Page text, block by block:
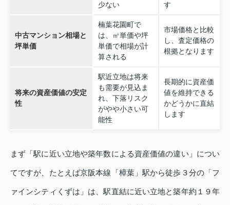
少ない
す
中古マンション相場と
坪単価
楠葉花園町で
は、㎡単価や坪
単価で相場が計
算される
市場価格と比較
し、査定価格の
根拠となります
将来の資産価値の安定
性
駅近立地は将来
も需要が見込ま
れ、下落リスク
がやや小さい可
能性
長期的に資産価
値を維持できる
かどうかに直結
します
まず「駅に近い立地や築年数による資産価値の違い」につい
てですが、たとえば京阪本線「樟葉」駅から徒歩３分の「フ
ァインシティくずは」は、駅直結に近い立地と築年約１９年